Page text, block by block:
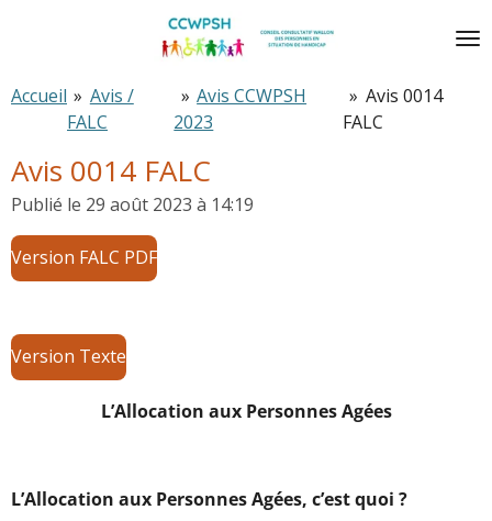
principal
Accueil » Avis /
FALC
» Avis CCWPSH
2023
» Avis 0014
FALC
Avis 0014 FALC
Publié le 29 août 2023 à 14:19
Version FALC PDF
Version Texte
L’Allocation aux Personnes Agées
L’Allocation aux Personnes Agées, c’est quoi ?